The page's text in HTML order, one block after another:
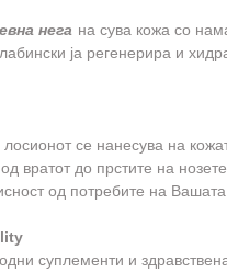
нега на сува кожа со
ја регенерира и
се нанесува на
вратот до прстите на
од потребите на Вашата
суплементи и